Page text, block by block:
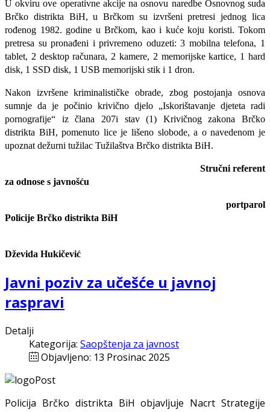
U okviru ove operativne akcije na osnovu naredbe Osnovnog suda
Brčko distrikta BiH, u Brčkom su izvršeni pretresi jednog lica
rođenog 1982. godine u Brčkom, kao i kuće koju koristi. Tokom
pretresa su pronađeni i privremeno oduzeti: 3 mobilna telefona, 1
tablet, 2 desktop računara, 2 kamere, 2 memorijske kartice, 1 hard
disk, 1 SSD disk, 1 USB memorijski stik i 1 dron.
Nakon izvršene kriminalističke obrade, zbog postojanja osnova
sumnje da je počinio krivično djelo „Iskorištavanje djeteta radi
pornografije“ iz člana 207i stav (1) Krivičnog zakona Brčko
distrikta BiH, pomenuto lice je lišeno slobode, a o navedenom je
upoznat dežurni tužilac Tužilaštva Brčko distrikta BiH.
Stručni referent
za odnose s javnošću
portparol
Policije Brčko distrikta BiH
Dževida Hukičević
Javni poziv za učešće u javnoj
raspravi
Detalji
Kategorija: Saopštenja za javnost
Objavljeno: 13 Prosinac 2025
Policija Brčko distrikta BiH objavljuje Nacrt Strategije